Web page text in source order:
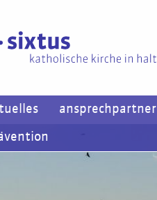
ansprechpartner